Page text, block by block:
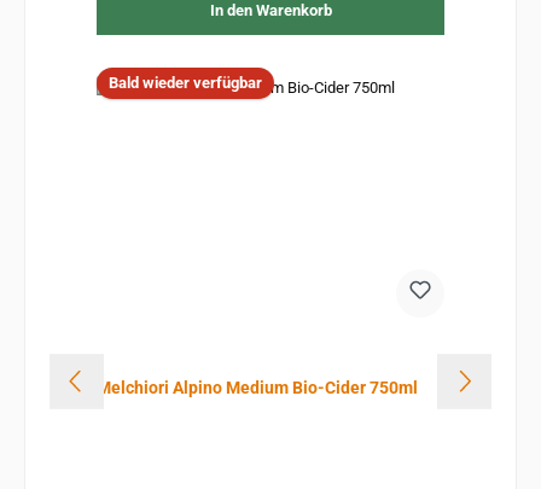
In den Warenkorb
Bald wieder verfügbar
Melchiori Alpino Medium Bio-Cider 750ml